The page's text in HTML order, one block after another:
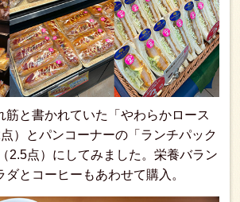
筋と書かれていた「やわらかロース
）とパンコーナーの「ランチパック
2.5点）にしてみました。栄養バラン
ダとコーヒーもあわせて購入。